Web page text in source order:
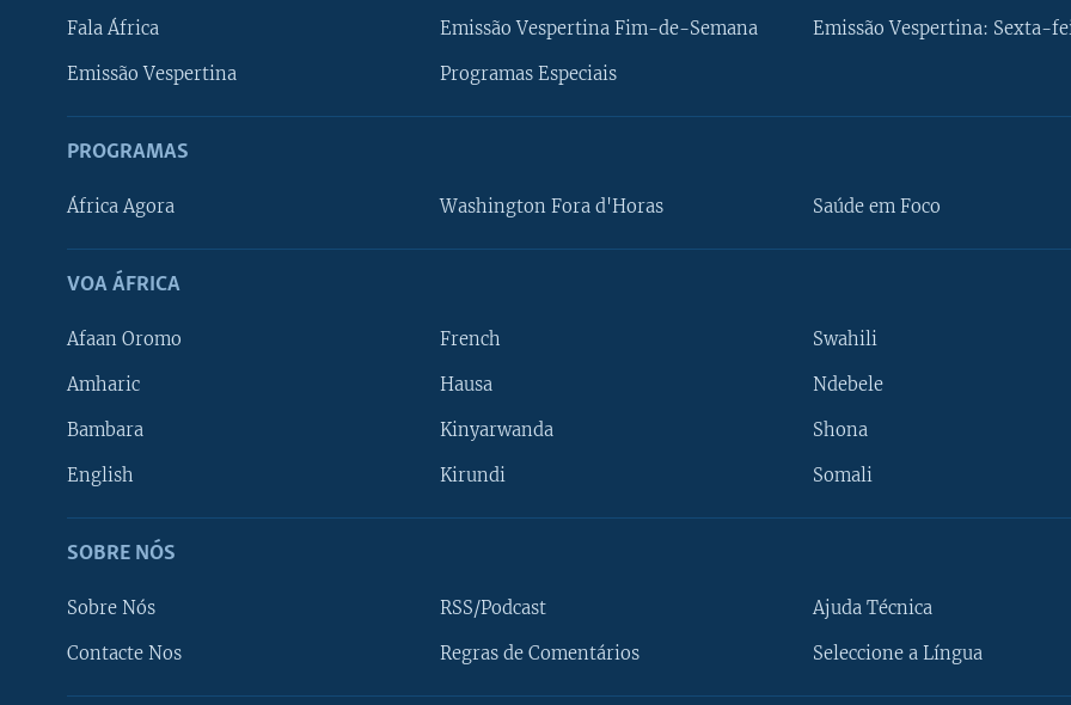
Fala África
Emissão Vespertina
Emissão Vespertina Fim-de-Semana
Programas Especiais
Emissão Vespertina: Sexta-
PROGRAMAS
África Agora Washington Fora d'Horas Saúde em Foco
VOA ÁFRICA
Afaan Oromo
Amharic
Bambara
English
French
Hausa
Kinyarwanda
Kirundi
Swahili
Ndebele
Shona
Somali
SOBRE NÓS
Sobre Nós
Contacte Nos
RSS/Podcast
Regras de Comentários
Ajuda Técnica
Seleccione a Língua